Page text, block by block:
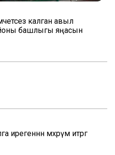
калган авыл
башлыгы яңасын
мәхрүм итәргә